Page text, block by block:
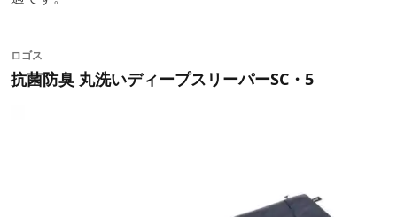
ロゴス
抗菌防臭 丸洗いディープスリーパーSC・5